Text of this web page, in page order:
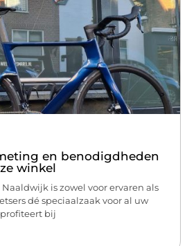
en benodigdheden
winkel
is zowel voor ervaren als
dé speciaalzaak voor al uw
bij